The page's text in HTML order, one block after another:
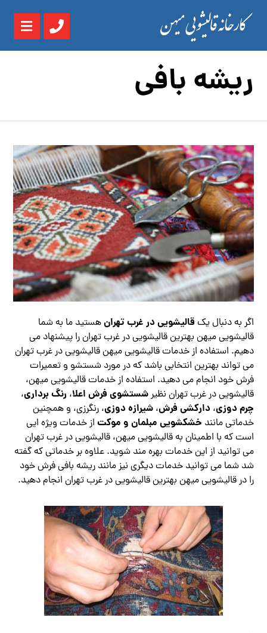
ریشه بافی
اگر به دنبال یک قالیشویی در غرب تهرانهستید ما به شما
قالیشویی میهن بهترین قالیشویی در غرب تهران را پیشنهاد می
دهیم. استفاده از خدمات قالیشویی میهن قالیشویی در غرب تهران
می تواند بهترین انتخابی باشد که در مورد شستشو و تعمیرات
فرش خود انجام می دهید. استفاده از خدمات قالیشویی میهن،
قالیشویی در غرب تهران نظیرشستشوی فرش اعلا، رنگ برداری،
چرم دوزی، دارکشی فرش،شیرازه دوزی، رنگرزی، و همچنین
خدماتی مانند خشکشویی مبلمان و موکت از خدمات ویژه ایی
است که با اطمینان به قالیشویی میهن، قالیشویی در غرب تهران
می توانید از این خدمات بهره مند شوید. علاوه بر خدماتی که گفته
شد شما می توانید خدمات دیگری نیز مانند ریشه بافی فرش خود
را در قالیشویی میهن بهترین قالیشویی در غرب تهران انجام دهید.